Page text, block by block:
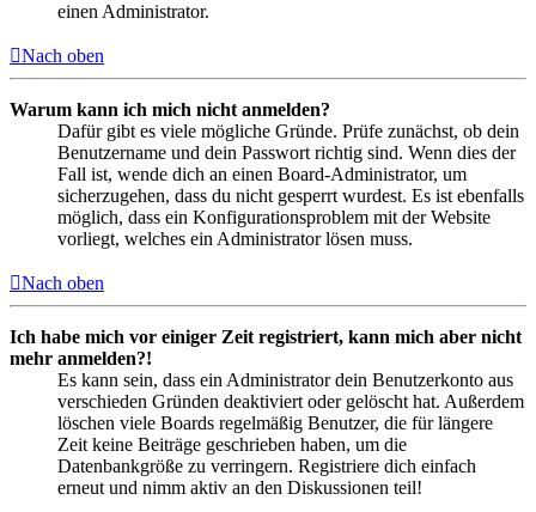
einen Administrator.
Nach oben
Warum kann ich mich nicht anmelden?
Dafür gibt es viele mögliche Gründe. Prüfe zunächst, ob dein
Benutzername und dein Passwort richtig sind. Wenn dies der
Fall ist, wende dich an einen Board-Administrator, um
sicherzugehen, dass du nicht gesperrt wurdest. Es ist ebenfalls
möglich, dass ein Konfigurationsproblem mit der Website
vorliegt, welches ein Administrator lösen muss.
Nach oben
Ich habe mich vor einiger Zeit registriert, kann mich aber nicht
mehr anmelden?!
Es kann sein, dass ein Administrator dein Benutzerkonto aus
verschieden Gründen deaktiviert oder gelöscht hat. Außerdem
löschen viele Boards regelmäßig Benutzer, die für längere
Zeit keine Beiträge geschrieben haben, um die
Datenbankgröße zu verringern. Registriere dich einfach
erneut und nimm aktiv an den Diskussionen teil!